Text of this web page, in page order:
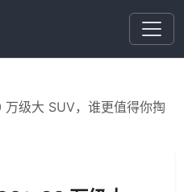
级大 SUV，谁更值得你掏